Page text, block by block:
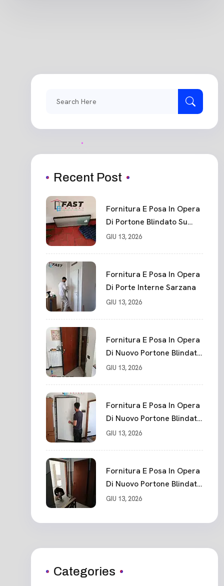
Recent Post
Fornitura E Posa In Opera
Di Portone Blindato Su
Misura In PVC, Panello
Punti La Spezia
GIU 13, 2026
Fornitura E Posa In Opera
Di Porte Interne Sarzana
GIU 13, 2026
Fornitura E Posa In Opera
Di Nuovo Portone Blindato
La Spezia
GIU 13, 2026
Fornitura E Posa In Opera
Di Nuovo Portone Blindato
Classe 3 Sicurezza
GIU 13, 2026
Fornitura E Posa In Opera
Di Nuovo Portone Blindato
Ceparana
GIU 13, 2026
Categories